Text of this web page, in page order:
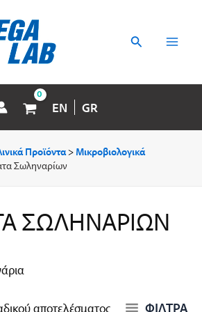
Αναζήτηση
EN GR
Προϊόντα> Μικροβιολογικά
Σωληναρίων
ΣΩΛΗΝΑΡΊΩΝ
αποτελέσματος ΦΙΛΤΡΑ